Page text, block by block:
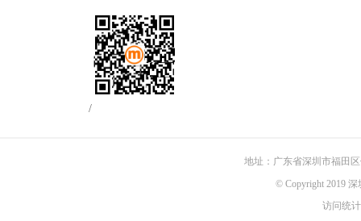
/
地址：广东省深圳市福田
© Copyright 2019
访问统